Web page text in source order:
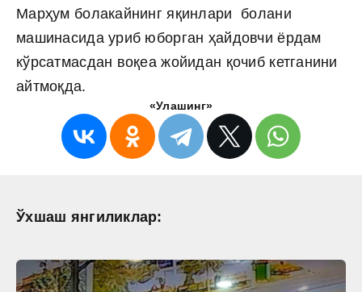
Марҳум болакайнинг яқинлари болани
машинасида уриб юборган ҳайдовчи ёрдам
кўрсатмасдан воқеа жойидан қочиб кетганини
айтмоқда.
«Улашинг»
Ўхшаш янгиликлар: